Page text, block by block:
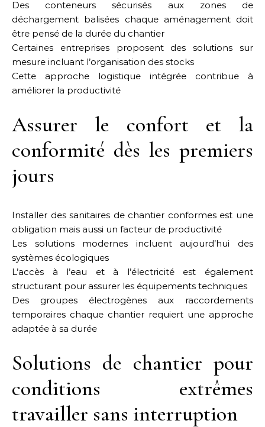
Des conteneurs sécurisés aux zones de
déchargement balisées chaque aménagement doit
être pensé de la durée du chantier
Certaines entreprises proposent des solutions sur
mesure incluant l’organisation des stocks
Cette approche logistique intégrée contribue à
améliorer la productivité
Assurer le confort et la
conformité dès les premiers
jours
Installer des sanitaires de chantier conformes est une
obligation mais aussi un facteur de productivité
Les solutions modernes incluent aujourd’hui des
systèmes écologiques
L’accès à l’eau et à l’électricité est également
structurant pour assurer les équipements techniques
Des groupes électrogènes aux raccordements
temporaires chaque chantier requiert une approche
adaptée à sa durée
Solutions de chantier pour
conditions extrêmes
travailler sans interruption